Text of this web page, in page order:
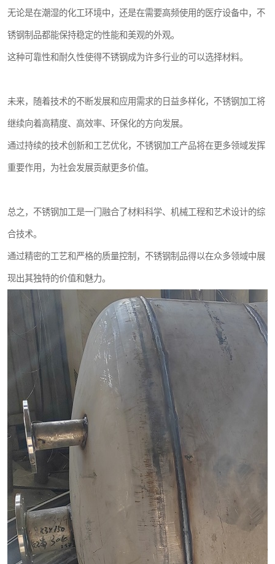
无论是在潮湿的化工环境中，还是在需要高频使用的医疗设备中，不
锈钢制品都能保持稳定的性能和美观的外观。
这种可靠性和耐久性使得不锈钢成为许多行业的可以选择材料。
未来，随着技术的不断发展和应用需求的日益多样化，不锈钢加工将
继续向着高精度、高效率、环保化的方向发展。
通过持续的技术创新和工艺优化，不锈钢加工产品将在更多领域发挥
重要作用，为社会发展贡献更多价值。
总之，不锈钢加工是一门融合了材料科学、机械工程和艺术设计的综
合技术。
通过精密的工艺和严格的质量控制，不锈钢制品得以在众多领域中展
现出其独特的价值和魅力。